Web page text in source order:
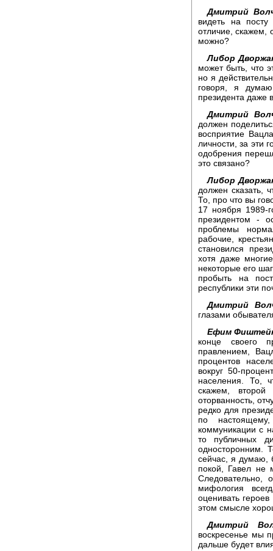
Дмитрий
видеть на
отличие, скажем,
можно?
Либор
может быть, что
но я
говоря, я
президента даже
Дмитрий
должен
восприятие
личности, за эти
одобрения
это связано?
Либор
должен сказать,
То, про что вы
17 ноября 1989-
президентом -
проблемы
рабочие,
становился
хотя даже
некоторые его
пробыть на
республики эти
Дмитрий
глазами
Ефим
конце своего
правлением,
процентов
вокруг 50-
населения. То,
скажем, второй
оторванность,
редко для
по
коммуникации с
то публичных
односторонним.
сейчас, я думаю,
покой, Гавел не
Следовательно,
мифология
оценивать
этом смысле
Дмитрий
воскресенье мы
дальше будет